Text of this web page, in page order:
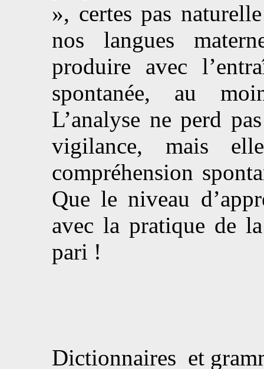
», certes pas
nos langues
produire avec
spontanée, au
L’analyse ne perd
vigilance, mais
compréhension
Que le niveau
avec la pratique de
pari !
Dictionnaires et